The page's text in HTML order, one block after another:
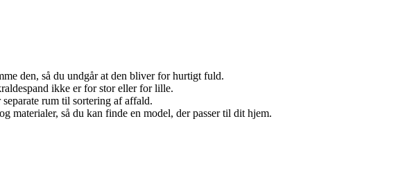
den, så du undgår at den bliver for hurtigt fuld.
ikke er for stor eller for lille.
rum til sortering af affald.
materialer, så du kan finde en model, der passer til dit hjem.